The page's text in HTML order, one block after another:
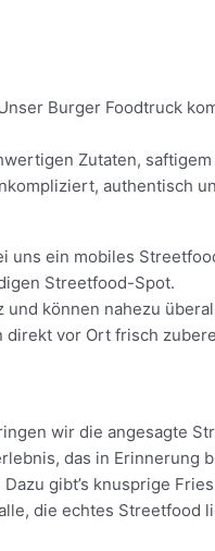
Burger Foodtruck
Zutaten,
authentisch
uns ein mobiles
Streetfood-Spot.
können nahezu
direkt vor Ort frisch
wir die angesagte
das in Erinnerung
gibt’s knusprige
die echtes Streetfood